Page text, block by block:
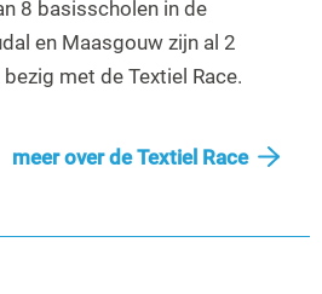
8 basisscholen in de
en Maasgouw zijn al 2
met de Textiel Race.
meer over de Textiel Race